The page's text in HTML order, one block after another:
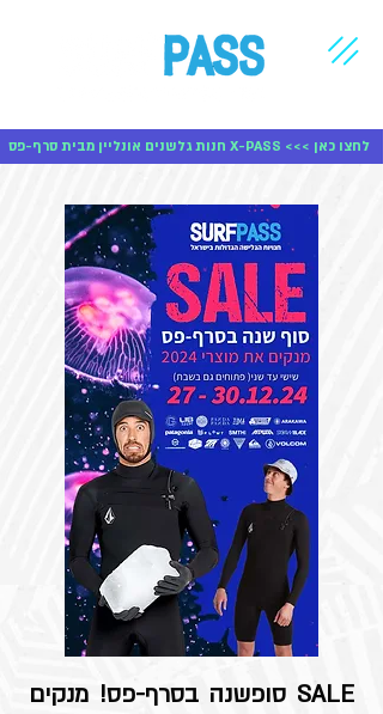
חנות גלשנים אונליין מבית סרף-פס X-PASS <<< לחצו כאן
SALE סופשנה בסרף-פס! מנקים